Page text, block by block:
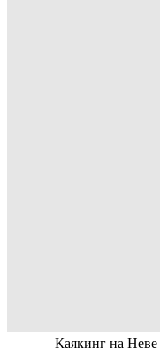
Каякинг на Неве